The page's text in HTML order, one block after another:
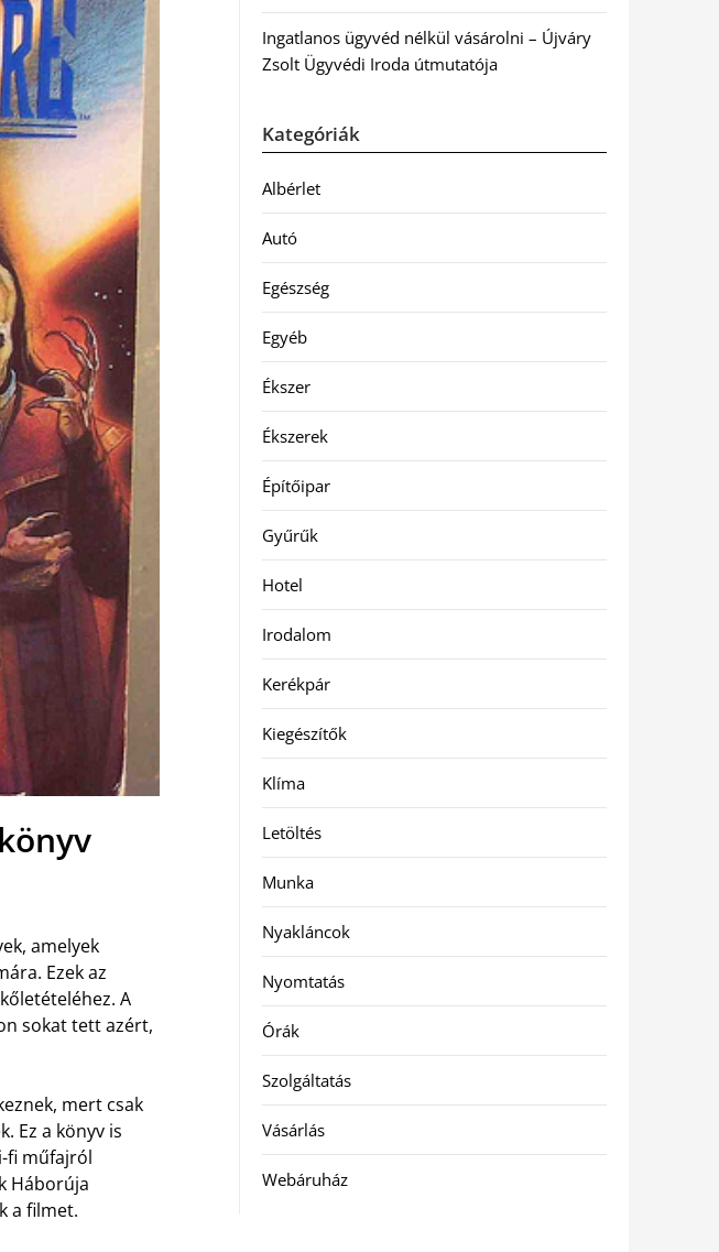
amelyek
Ezek az
A
sokat tett azért,
mert csak
Ez a könyv is
fi műfajról
Háborúja
a filmet.
Ingatlanos ügyvéd nélkül vásárolni – Újváry
Zsolt Ügyvédi Iroda útmutatója
Kategóriák
Albérlet
Autó
Egészség
Egyéb
Ékszer
Ékszerek
Építőipar
Gyűrűk
Hotel
Irodalom
Kerékpár
Kiegészítők
Klíma
Letöltés
Munka
Nyakláncok
Nyomtatás
Órák
Szolgáltatás
Vásárlás
Webáruház